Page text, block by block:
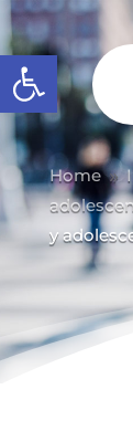
Abrir barra
Home 9
y